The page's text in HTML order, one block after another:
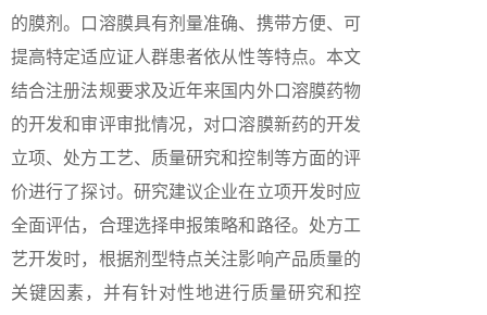
的膜剂。口溶膜具有剂量准确、携带方便、可
提高特定适应证人群患者依从性等特点。本文
结合注册法规要求及近年来国内外口溶膜药物
的开发和审评审批情况，对口溶膜新药的开发
立项、处方工艺、质量研究和控制等方面的评
价进行了探讨。研究建议企业在立项开发时应
全面评估，合理选择申报策略和路径。处方工
艺开发时，根据剂型特点关注影响产品质量的
关键因素，并有针对性地进行质量研究和控